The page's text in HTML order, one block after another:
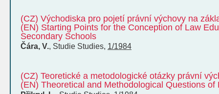
(CZ) Východiska pro pojetí právní výchovy na
(EN) Starting Points for the Conception of Law
Secondary Schools
Čára, V., Studie Studies, 1/1984
(CZ) Teoretické a metodologické otázky právní
(EN) Theoretical and Methodological Questions of